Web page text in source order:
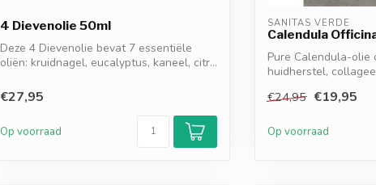
4 Dievenolie 50ml
Deze 4 Dievenolie bevat 7 essentiële
oliën: kruidnagel, eucalyptus, kaneel, citr...
€27,95
Op voorraad
SANITAS VERDE
Calendula
Pure Calendula-olie
huidherstel,
€24,95 €19,95
Op voorraad